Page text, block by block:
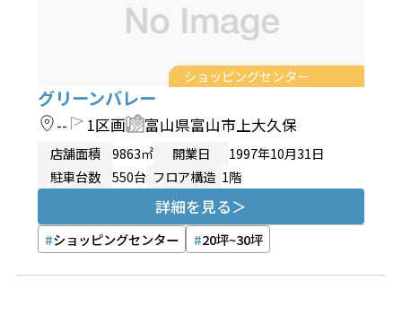
ショッピングセンター
グリーンバレー
-- 1区画 富山県富山市上大久保
店舗面積 9863㎡ 開業日
1997年10月31日
駐車台数
550台 フロア構造 1階
詳細を見る
ショッピングセンター 20坪~30坪